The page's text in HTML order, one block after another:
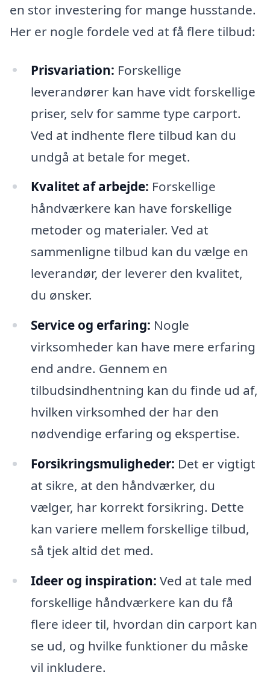
en stor investering for mange husstande.
Her er nogle fordele ved at få flere tilbud:
Prisvariation: Forskellige
leverandører kan have vidt forskellige
priser, selv for samme type carport.
Ved at indhente flere tilbud kan du
undgå at betale for meget.
Kvalitet af arbejde: Forskellige
håndværkere kan have forskellige
metoder og materialer. Ved at
sammenligne tilbud kan du vælge en
leverandør, der leverer den kvalitet,
du ønsker.
Service og erfaring: Nogle
virksomheder kan have mere erfaring
end andre. Gennem en
tilbudsindhentning kan du finde ud af,
hvilken virksomhed der har den
nødvendige erfaring og ekspertise.
Forsikringsmuligheder: Det er vigtigt
at sikre, at den håndværker, du
vælger, har korrekt forsikring. Dette
kan variere mellem forskellige tilbud,
så tjek altid det med.
Ideer og inspiration: Ved at tale med
forskellige håndværkere kan du få
flere ideer til, hvordan din carport kan
se ud, og hvilke funktioner du måske
vil inkludere.